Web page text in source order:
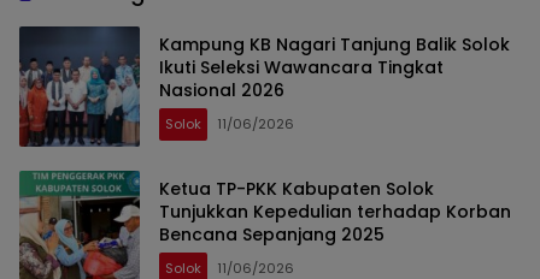
Kampung KB Nagari Tanjung Balik Solok
Ikuti Seleksi Wawancara Tingkat
Nasional 2026
Solok 11/06/2026
Ketua TP-PKK Kabupaten Solok
Tunjukkan Kepedulian terhadap Korban
Bencana Sepanjang 2025
Solok 11/06/2026